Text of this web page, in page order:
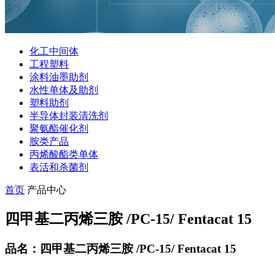
化工中间体
工程塑料
涂料油墨助剂
水性单体及助剂
塑料助剂
半导体封装清洗剂
聚氨酯催化剂
胺类产品
丙烯酸酯类单体
表活和杀菌剂
首页 产品中心
四甲基二丙烯三胺 /PC-15/ Fentacat 15
品名：四甲基二丙烯三胺 /PC-15/ Fentacat 15